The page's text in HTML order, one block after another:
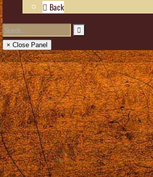
Back
× Close Panel